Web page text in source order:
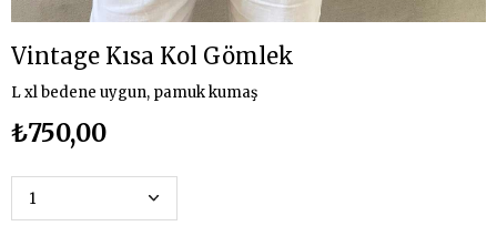
Vintage Kısa Kol Gömlek
L xl bedene uygun, pamuk kumaş
₺750,00